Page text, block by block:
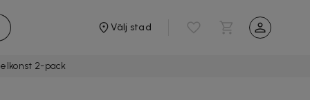
Välj stad
2-pack